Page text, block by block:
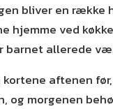
bliver en
hjemme ved
barnet allerede
aftenen
og morgenen